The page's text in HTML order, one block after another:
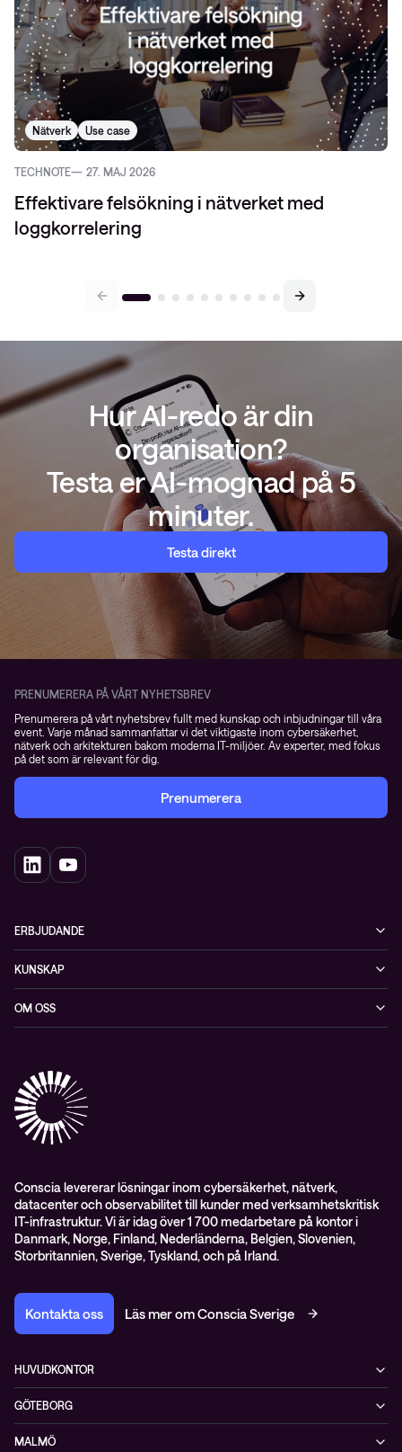
Nätverk Use case
TECHNOTE 27. MAJ 2026
Effektivare felsökning i nätverket med
loggkorrelering
Hur AI-redo är din
organisation?
Testa er AI-mognad på 5
minuter.
Testa direkt
PRENUMERERA PÅ VÅRT NYHETSBREV
Prenumerera på vårt nyhetsbrev fullt med kunskap och inbjudningar till våra
event. Varje månad sammanfattar vi det viktigaste inom cybersäkerhet,
nätverk och arkitekturen bakom moderna IT-miljöer. Av experter, med fokus
på det som är relevant för dig.
Prenumerera
ERBJUDANDE
Datacenter & moln
KUNSKAP
Event
Whitepapers & guider
OM OSS
Kontakt
Pressnyheter
Conscia levererar lösningar inom cybersäkerhet, nätverk,
datacenter och observabilitet till kunder med verksamhetskritisk
IT-infrastruktur. Vi är idag över 1 700 medarbetare på kontor i
Danmark, Norge, Finland, Nederländerna, Belgien, Slovenien,
Storbritannien, Sverige, Tyskland, och på Irland.
Kontakta oss Läs mer om Conscia Sverige
HUVUDKONTOR
Rålambsvägen 17, 16tr
+46 (0)8 765 53 00
GÖTEBORG
MIMO, Mölndals bro 7
MALMÖ